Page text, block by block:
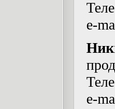
e-
e-